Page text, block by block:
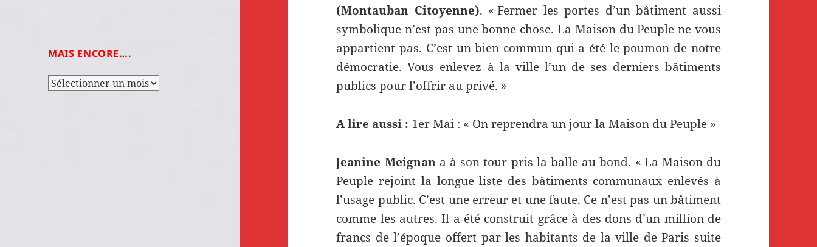
MAIS ENCORE….
Mais
(Montauban Citoyenne). « Fermer les portes d’un bâtiment aussi
symbolique n’est pas une bonne chose. La Maison du Peuple ne vous
appartient pas. C’est un bien commun qui a été le poumon de notre
démocratie. Vous enlevez à la ville l’un de ses derniers bâtiments
publics pour l’offrir au privé. »
A lire aussi : 1er Mai : « On reprendra un jour la Maison du Peuple »
Jeanine Meignana à son tour pris la balle au bond. « La Maison du
Peuple rejoint la longue liste des bâtiments communaux enlevés à
l’usage public. C’est une erreur et une faute. Ce n’est pas un bâtiment
comme les autres. Il a été construit grâce à des dons d’un million de
francs de l’époque offert par les habitants de la ville de Paris suite